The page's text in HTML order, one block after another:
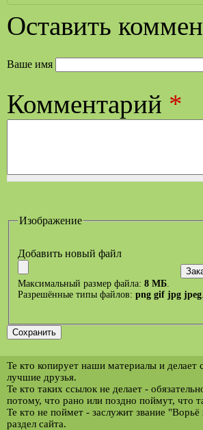
Оставить
Ваше имя
Комментарий *
Изображение
Добавить новый файл
Максимальный размер файла: 8 МБ
Разрешённые типы файлов: png gif jpg jpeg
Те кто копирует наши материалы и
лучшие друзья.
Те кто таких ссылок не делает -
потому, что рано или поздно поймут, что
Те кто не поймет - заслужит звание
раздел сайта.